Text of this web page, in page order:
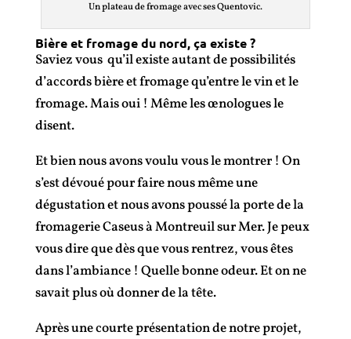
Un plateau de fromage avec ses Quentovic.
Bière et fromage du nord, ça existe ?
Saviez vous qu’il existe autant de possibilités
d’accords bière et fromage qu’entre le vin et le
fromage. Mais oui ! Même les œnologues le
disent.
Et bien nous avons voulu vous le montrer ! On
s’est dévoué pour faire nous même une
dégustation et nous avons poussé la porte de la
fromagerie Caseus à Montreuil sur Mer. Je peux
vous dire que dès que vous rentrez, vous êtes
dans l’ambiance ! Quelle bonne odeur. Et on ne
savait plus où donner de la tête.
Après une courte présentation de notre projet,